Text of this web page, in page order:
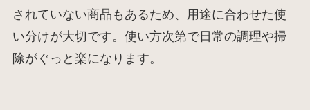
されていない商品もあるため、用途に合わせた使
い分けが大切です。使い方次第で日常の調理や掃
除がぐっと楽になります。